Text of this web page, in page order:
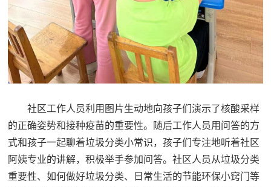
社区工作人员利用图片生动地向孩子们演示了核酸采样
的正确姿势和接种疫苗的重要性。随后工作人员用问答的方
式和孩子一起聊着垃圾分类小常识，孩子们专注地听着社区
阿姨专业的讲解，积极举手参加问答。社区人员从垃圾分类
重要性、如何做好垃圾分类、日常生活的节能环保小窍门等